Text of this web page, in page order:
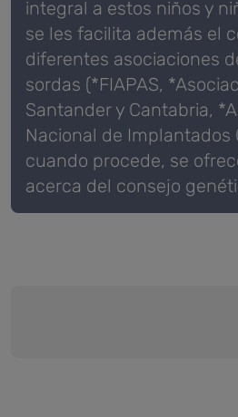
integral a estos niños y
se les facilita además el
diferentes asociaciones
sordas (*FIAPAS,
Santander y Cantabria,
Nacional de Implantados
cuando procede, se
acerca del consejo